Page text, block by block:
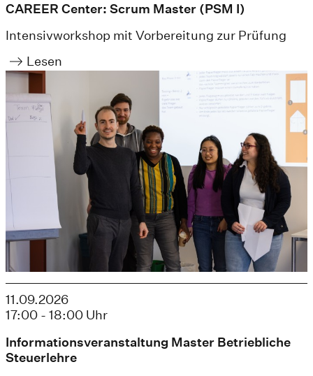
CAREER Center: Scrum Master (PSM I)
Intensivworkshop mit Vorbereitung zur Prüfung
Lesen
11.09.2026
17:00 - 18:00 Uhr
Informationsveranstaltung Master Betriebliche
Steuerlehre